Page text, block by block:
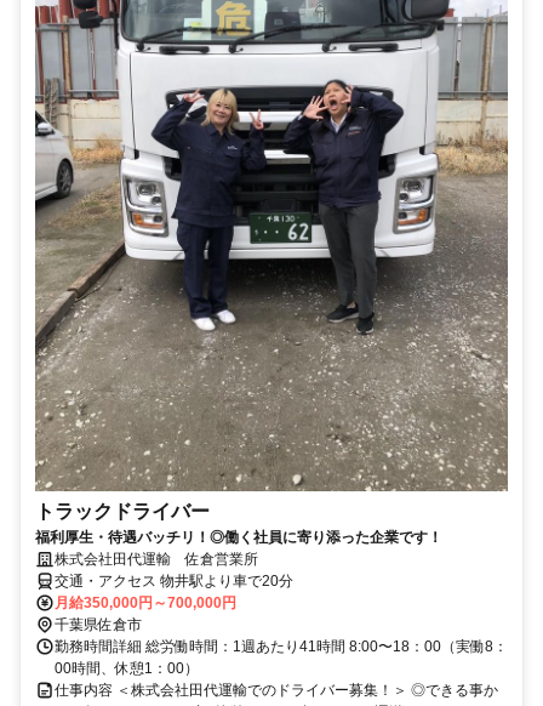
トラックドライバー
福利厚生・待遇バッチリ！◎働く社員に寄り添った企業です！
株式会社田代運輸 佐倉営業所
交通・アクセス 物井駅より車で20分
月給350,000円～700,000円
千葉県佐倉市
勤務時間詳細 総労働時間：1週あたり41時間 8:00〜18：00（実働8：
00時間、休憩1：00）
仕事内容 ＜株式会社田代運輸でのドライバー募集！＞ ◎できる事か